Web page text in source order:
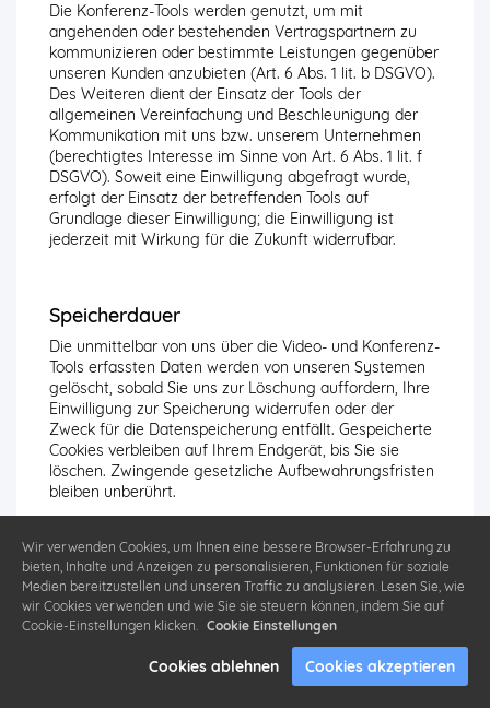
Die Konferenz-Tools werden genutzt, um mit
angehenden oder bestehenden Vertragspartnern zu
kommunizieren oder bestimmte Leistungen gegenüber
unseren Kunden anzubieten (Art. 6 Abs. 1 lit. b DSGVO).
Des Weiteren dient der Einsatz der Tools der
allgemeinen Vereinfachung und Beschleunigung der
Kommunikation mit uns bzw. unserem Unternehmen
(berechtigtes Interesse im Sinne von Art. 6 Abs. 1 lit. f
DSGVO). Soweit eine Einwilligung abgefragt wurde,
erfolgt der Einsatz der betreffenden Tools auf
Grundlage dieser Einwilligung; die Einwilligung ist
jederzeit mit Wirkung für die Zukunft widerrufbar.
Speicherdauer
Die unmittelbar von uns über die Video- und Konferenz-
Tools erfassten Daten werden von unseren Systemen
gelöscht, sobald Sie uns zur Löschung auffordern, Ihre
Einwilligung zur Speicherung widerrufen oder der
Zweck für die Datenspeicherung entfällt. Gespeicherte
Cookies verbleiben auf Ihrem Endgerät, bis Sie sie
löschen. Zwingende gesetzliche Aufbewahrungsfristen
bleiben unberührt.
Betreibern der Konferenz-Tools zu eigenen Zwecken
gespeichert werden, haben wir keinen Einfluss. Für
Einzelheiten dazu informieren Sie sich bitte direkt bei
den Betreibern der Konferenz-Tools.
Eingesetzte Konferenz-Tools
Wir verwenden Cookies, um Ihnen eine bessere Browser-Erfahrung zu
bieten, Inhalte und Anzeigen zu personalisieren, Funktionen für soziale
Medien bereitzustellen und unseren Traffic zu analysieren. Lesen Sie, wie
wir Cookies verwenden und wie Sie sie steuern können, indem Sie auf
Cookie-Einstellungen klicken. Cookie Einstellungen
Cookies ablehnen Cookies akzeptieren